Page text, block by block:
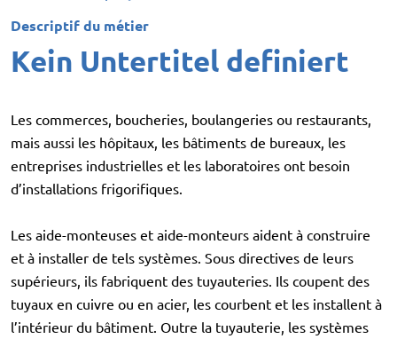
Descriptif du métier
Kein Untertitel definiert
Les commerces, boucheries, boulangeries ou restaurants,
mais aussi les hôpitaux, les bâtiments de bureaux, les
entreprises industrielles et les laboratoires ont besoin
d’installations frigorifiques.
Les aide-monteuses et aide-monteurs aident à construire
et à installer de tels systèmes. Sous directives de leurs
supérieurs, ils fabriquent des tuyauteries. Ils coupent des
tuyaux en cuivre ou en acier, les courbent et les installent à
l’intérieur du bâtiment. Outre la tuyauterie, les systèmes